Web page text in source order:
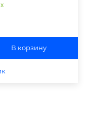
В корзину